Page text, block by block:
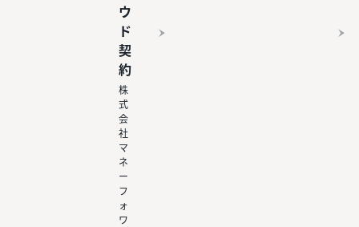
ウ
ド
契
約
株
式
会
社
マ
ネ
ー
フ
ォ
ワ